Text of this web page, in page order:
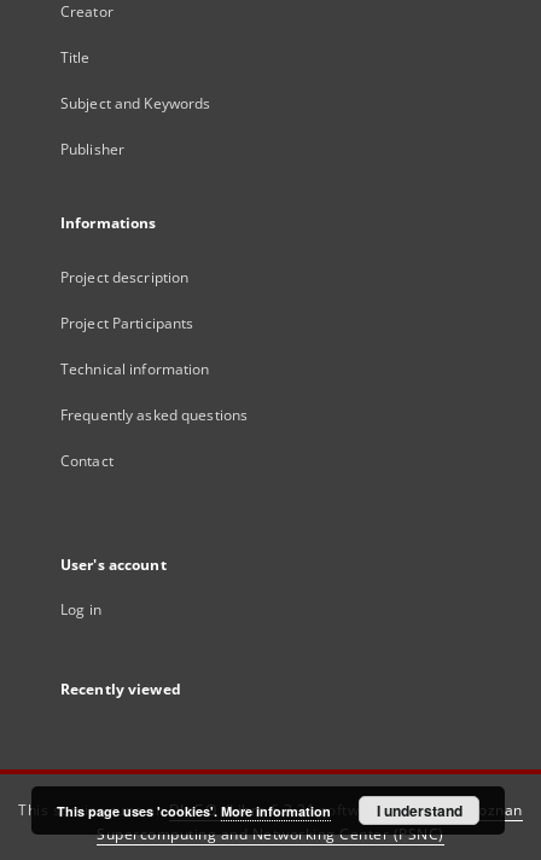
Creator
Title
Subject and Keywords
Publisher
Informations
Project description
Project Participants
Technical information
Frequently asked questions
Contact
User's account
Log in
Recently viewed
This service runs onDInGO dLibra 6.3.21software created by
Poznan
Supercomputing and Networking Center (PSNC)
This page uses 'cookies'. More information I understand